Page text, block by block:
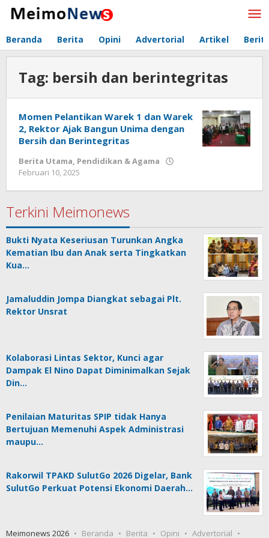
Lewati
Beranda Berita Opini Advertorial Artikel
Tag: bersih dan berintegritas
Momen Pelantikan Warek 1 dan Warek
2, Rektor Ajak Bangun Unima dengan
Bersih dan Berintegritas
Berita Utama, Pendidikan & Agama
Februari 10, 2025
Terkini Meimonews
Bukti Nyata Keseriusan Turunkan Angka
Kematian Ibu dan Anak serta Tingkatkan
Kua…
Jamaluddin Jompa Diangkat sebagai Plt.
Rektor Unsrat
Kolaborasi Lintas Sektor, Kunci agar
Dampak El Nino Dapat Diminimalkan Sejak
Din…
Penilaian Maturitas SPIP tidak Hanya
Bertujuan Memenuhi Aspek Administrasi
maupu…
Rakorwil TPAKD SulutGo 2026 Digelar, Bank
SulutGo Perkuat Potensi Ekonomi Daerah…
Meimonews 2026 Beranda Berita Opini Advertorial